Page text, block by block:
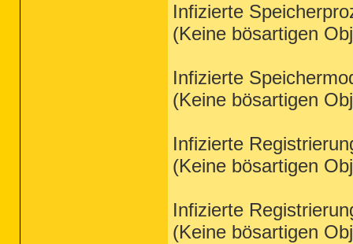
Infizierte
(Keine bösartigen
Infizierte
(Keine bösartigen
Infizierte
(Keine bösartigen
Infizierte
(Keine bösartigen